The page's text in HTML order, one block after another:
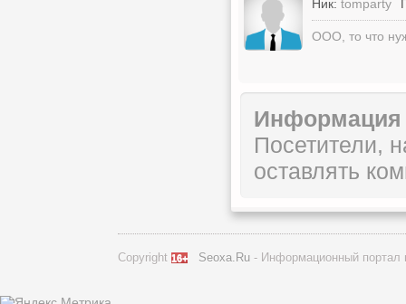
Ник: tomparty
ООО, то что
Информация
Посетители,
оставлять
Copyright 16+ Seoxa.Ru - Информационный портал